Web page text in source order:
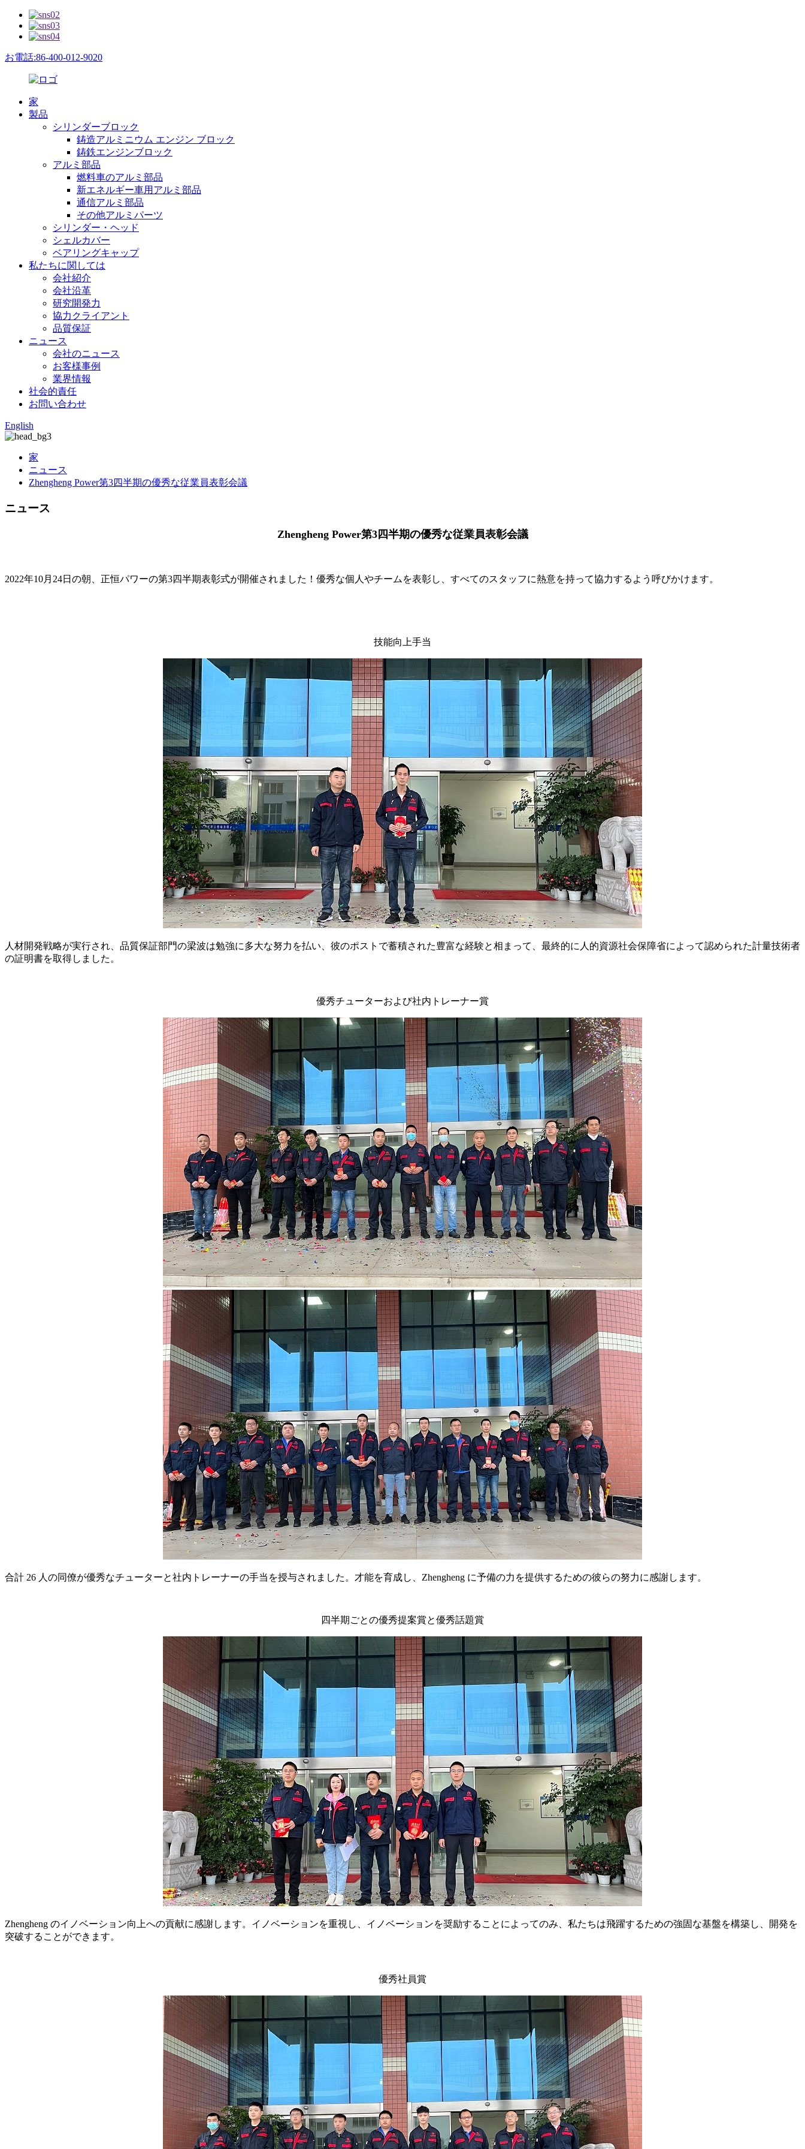
お電話:86-400-012-9020
家
製品
シリンダーブロック
鋳造アルミニウム エンジン ブロック
鋳鉄エンジンブロック
アルミ部品
燃料車のアルミ部品
新エネルギー車用アルミ部品
通信アルミ部品
その他アルミパーツ
シリンダー・ヘッド
シェルカバー
ベアリングキャップ
私たちに関しては
会社紹介
会社沿革
研究開発力
協力クライアント
品質保証
ニュース
会社のニュース
お客様事例
業界情報
社会的責任
お問い合わせ
English
家
ニュース
Zhengheng Power第3四半期の優秀な従業員表彰会議
ニュース
Zhengheng Power第3四半期の優秀な従業員表彰会議
2022年10月24日の朝、正恒パワーの第3四半期表彰式が開催されました！優秀な個人やチームを表彰し、すべてのスタッフに熱意を持って協力するよう呼びかけます。
技能向上手当
人材開発戦略が実行され、品質保証部門の梁波は勉強に多大な努力を払い、彼のポストで蓄積された豊富な経験と相まって、最終的に人的資源社会保障省によって認められた計量技術者
の証明書を取得しました。
優秀チューターおよび社内トレーナー賞
合計 26 人の同僚が優秀なチューターと社内トレーナーの手当を授与されました。才能を育成し、Zhengheng に予備の力を提供するための彼らの努力に感謝します。
四半期ごとの優秀提案賞と優秀話題賞
Zhengheng のイノベーション向上への貢献に感謝します。イノベーションを重視し、イノベーションを奨励することによってのみ、私たちは飛躍するための強固な基盤を構築し、開発を
突破することができます。
優秀社員賞